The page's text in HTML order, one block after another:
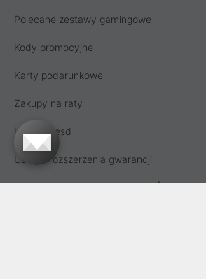
Polecane zestawy gamingowe
Kody promocyjne
Karty podarunkowe
Zakupy na raty
Licencja esd
Usługi i rozszerzenia gwarancji